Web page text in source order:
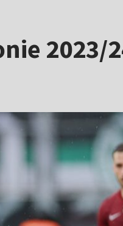
2023/